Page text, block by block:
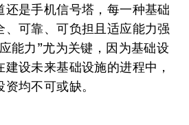
还是手机信号塔，每一种基础
、可靠、可负担且适应能力强
能力”尤为关键，因为基础设
设未来基础设施的进程中，
均不可或缺。